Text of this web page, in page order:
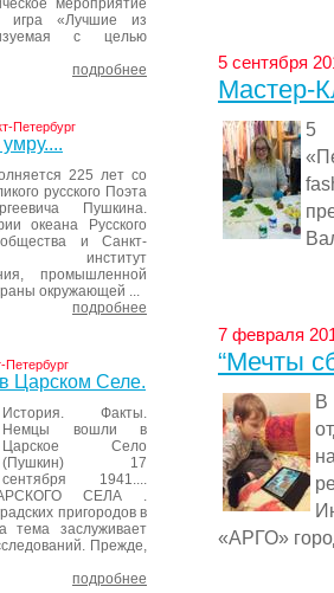
мероприятие
игра «Лучшие из
с целью
подробнее
Петербург
225 лет со
русского Поэта
Пушкина.
океана Русского
общества и Санкт-
институт
промышленной
окружающей ...
подробнее
Петербург
Царском Селе.
История. Факты.
Немцы вошли в
Царское Село
(Пушкин) 17
сентября 1941....
СЕЛА .
пригородов в
тема заслуживает
Прежде,
подробнее
5 сентября
Мастер-
5
7 февраля
“Мечты
В
«АРГО»